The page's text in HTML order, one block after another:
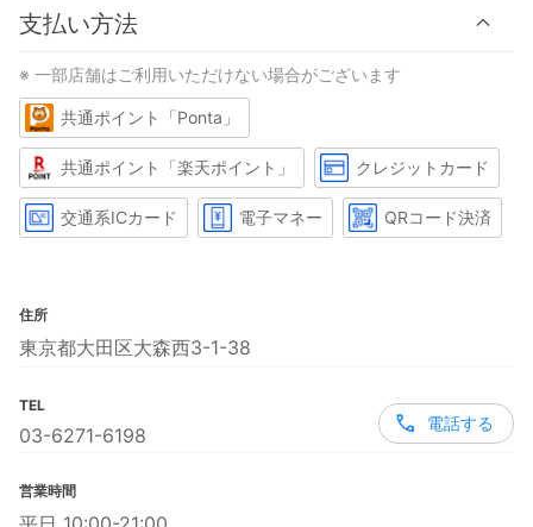
支払い方法
※ 一部店舗はご利用いただけない場合がございます
共通ポイント「Ponta」
共通ポイント「楽天ポイント」 クレジットカード
交通系ICカード 電子マネー QRコード決済
住所
東京都大田区大森西3-1-38
TEL
03-6271-6198
電話する
営業時間